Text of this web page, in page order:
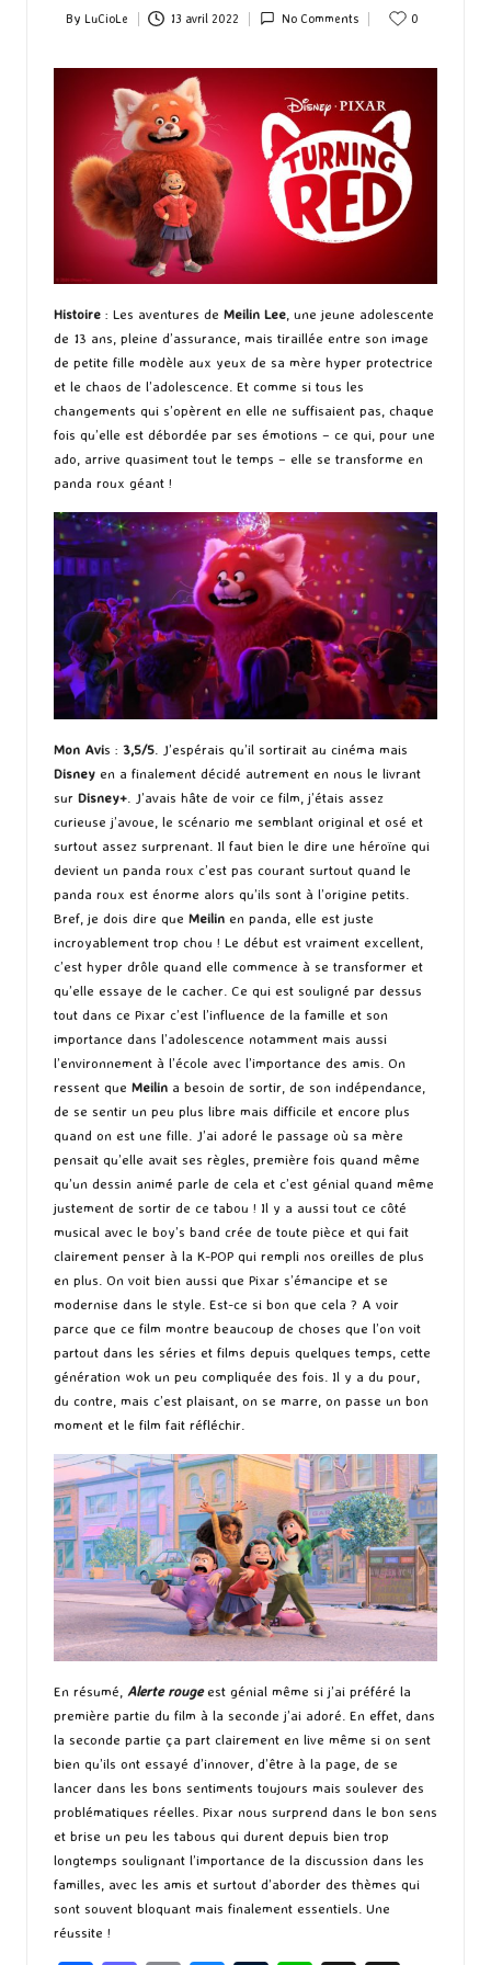
Posted
By LuCioLe 13 avril 2022 No Comments 0
Histoire : Les aventures de Meilin Lee, une jeune adolescente
de 13 ans, pleine d’assurance, mais tiraillée entre son image
de petite fille modèle aux yeux de sa mère hyper protectrice
et le chaos de l’adolescence. Et comme si tous les
changements qui s’opèrent en elle ne suffisaient pas, chaque
fois qu’elle est débordée par ses émotions – ce qui, pour une
ado, arrive quasiment tout le temps – elle se transforme en
panda roux géant !
Mon Avis : 3,5/5 . J’espérais qu’il sortirait au cinéma mais
Disney en a finalement décidé autrement en nous le livrant
sur Disney+ . J’avais hâte de voir ce film, j’étais assez
curieuse j’avoue, le scénario me semblant original et osé et
surtout assez surprenant. Il faut bien le dire une héroïne qui
devient un panda roux c’est pas courant surtout quand le
panda roux est énorme alors qu’ils sont à l’origine petits.
Bref, je dois dire que Meilin en panda, elle est juste
incroyablement trop chou ! Le début est vraiment excellent,
c’est hyper drôle quand elle commence à se transformer et
qu’elle essaye de le cacher. Ce qui est souligné par dessus
tout dans ce Pixar c’est l’influence de la famille et son
importance dans l’adolescence notamment mais aussi
l’environnement à l’école avec l’importance des amis. On
ressent que Meilin a besoin de sortir, de son indépendance,
de se sentir un peu plus libre mais difficile et encore plus
quand on est une fille. J’ai adoré le passage où sa mère
pensait qu’elle avait ses règles, première fois quand même
qu’un dessin animé parle de cela et c’est génial quand même
justement de sortir de ce tabou ! Il y a aussi tout ce côté
musical avec le boy’s band crée de toute pièce et qui fait
clairement penser à la K-POP qui rempli nos oreilles de plus
en plus. On voit bien aussi que Pixar s’émancipe et se
modernise dans le style. Est-ce si bon que cela ? A voir
parce que ce film montre beaucoup de choses que l’on voit
partout dans les séries et films depuis quelques temps, cette
génération wok un peu compliquée des fois. Il y a du pour,
du contre, mais c’est plaisant, on se marre, on passe un bon
moment et le film fait réfléchir.
En résumé, Alerte rougeest génial même si j’ai préféré la
première partie du film à la seconde j’ai adoré. En effet, dans
la seconde partie ça part clairement en live même si on sent
bien qu’ils ont essayé d’innover, d’être à la page, de se
lancer dans les bons sentiments toujours mais soulever des
problématiques réelles. Pixar nous surprend dans le bon sens
et brise un peu les tabous qui durent depuis bien trop
longtemps soulignant l’importance de la discussion dans les
familles, avec les amis et surtout d’aborder des thèmes qui
sont souvent bloquant mais finalement essentiels. Une
réussite !